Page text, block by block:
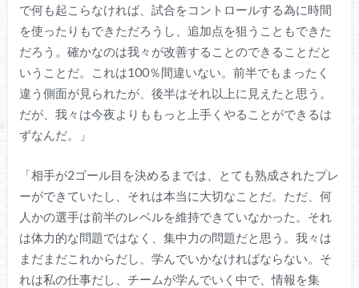
で何も起こらなければ、試合をコントロールする為に時間
を使ったりもできただろうし、追加点を狙うこともできた
だろう。確かなのは我々が改善することのできることだと
いうことだ。これは100％間違いない。前半でもまったく
違う側面が見られたが、後半はそれ以上に見えたと思う。
だが、我々は今夜よりももっと上手くやることができるは
ずなんだ。」
「相手が2ゴール目を決めるまでは、とても熟成されたプレ
ーができていたし、それは本当に大切なことだ。ただ、何
人かの選手は前半のレベルを維持できていなかった。それ
は体力的な問題ではなく、集中力の問題だと思う。我々は
まだまだこれからだし、学んでいかなければならない。そ
れは私の仕事だし、チームが学んでいく中で、情報を集